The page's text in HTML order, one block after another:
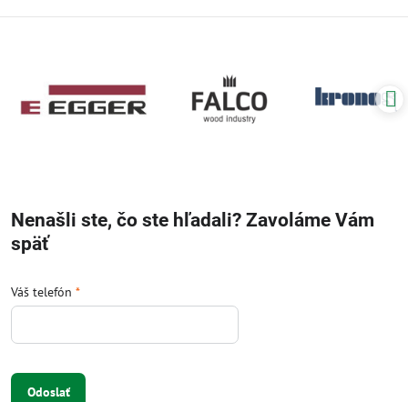
Nenašli ste, čo ste hľadali? Zavoláme Vám
späť
Váš telefón *
Odoslať